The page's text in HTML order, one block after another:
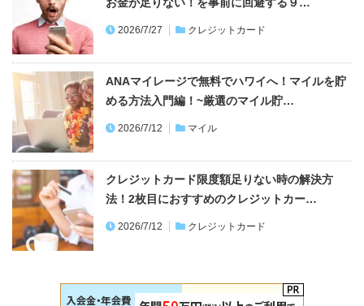
2026/7/27 クレジットカード
ANAマイレージで無料でハワイへ！マイルを貯
める方法入門編！~厳選のマイル貯…
2026/7/12 マイル
クレジットカード限度額足りない時の解決方
法！2枚目におすすめのクレジットカー…
2026/7/12 クレジットカード